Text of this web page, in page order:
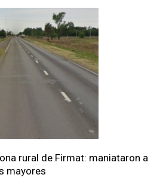
rural de Firmat: maniataron a
mayores